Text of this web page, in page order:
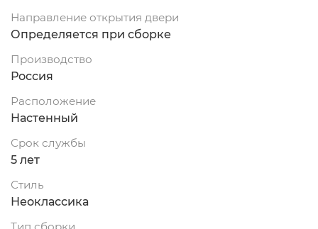
Направление открытия двери
Определяется при сборке
Производство
Россия
Расположение
Настенный
Срок службы
5 лет
Стиль
Неоклассика